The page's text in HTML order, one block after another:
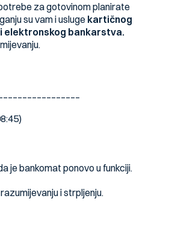
za gotovinom planirate
su vam i usluge kartičnog
elektronskog bankarstva.
je bankomat ponovo u funkciji.
i strpljenju.